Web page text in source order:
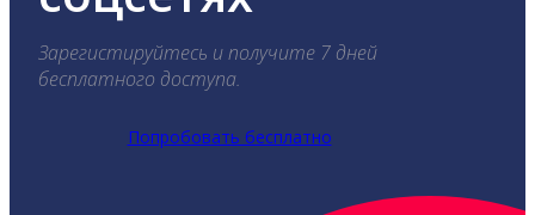
Зарегистируйтесь и получите 7 дней
бесплатного доступа.
Попробовать бесплатно